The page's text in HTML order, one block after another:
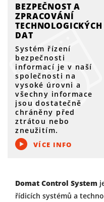
BEZPEČNOST A
ZPRACOVÁNÍ
TECHNOLOGICKÝCH
DAT
Systém řízení
bezpečnosti
informací je v naší
společnosti na
vysoké úrovni a
všechny informace
jsou dostatečně
chráněny před
ztrátou nebo
zneužitím.
VÍCE INFO
Domat Control System
řídicích systémů a